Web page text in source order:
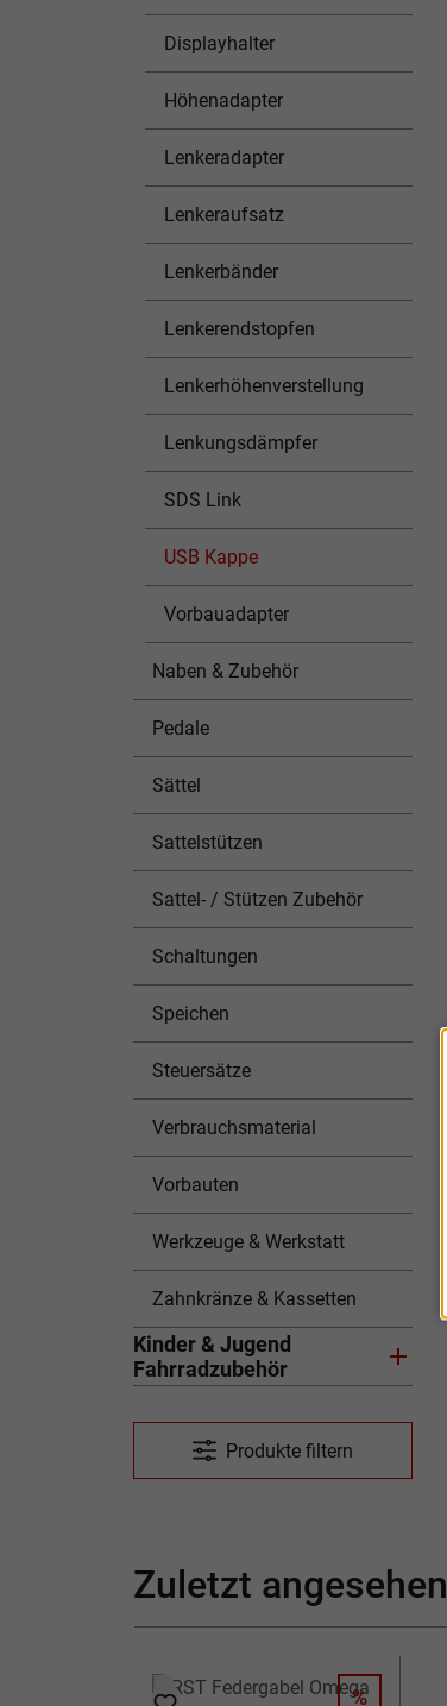
Displayhalter
Höhenadapter
Lenkeradapter
Lenkeraufsatz
Lenkerbänder
Lenkerendstopfen
Lenkerhöhenverstellung
Lenkungsdämpfer
SDS Link
USB Kappe
Vorbauadapter
Naben & Zubehör
Pedale
Sättel
Sattelstützen
Sattel- / Stützen Zubehör
Schaltungen
Speichen
Steuersätze
Verbrauchsmaterial
Vorbauten
Werkzeuge & Werkstatt
Zahnkränze & Kassetten
Kinder & Jugend
Fahrradzubehör
Produkte filtern
Zuletzt angesehen
%